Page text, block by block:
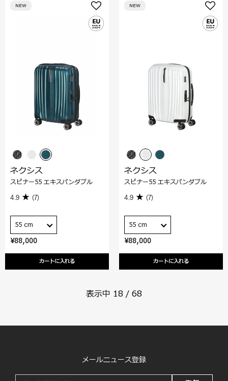
¥88,000
カートに入れる
NEW
ネクシス
スピナー55 エキスパンダブル
4.9 (7)
55 cm
¥88,000
カートに入れる
NEW
ネクシス
スピナー55 エキスパンダブル
4.9 (7)
55 cm
表示中 18 / 68
メールニュース登録